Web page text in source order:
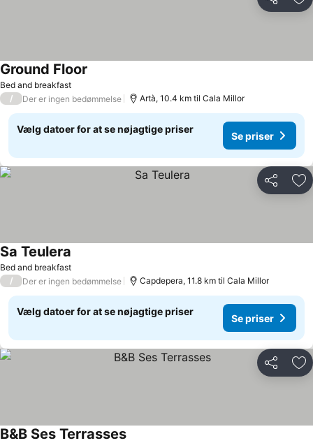
Del
Bed and breakfast
Ground Floor
/ Der er ingen bedømmelse Artà, 10.4 km til Cala Millor
Vælg datoer for at se nøjagtige priser
Se priser
Del
Bed and breakfast
Sa Teulera
/ Der er ingen bedømmelse Capdepera, 11.8 km til Cala Millor
Vælg datoer for at se nøjagtige priser
Se priser
Del
B&B Ses Terrasses